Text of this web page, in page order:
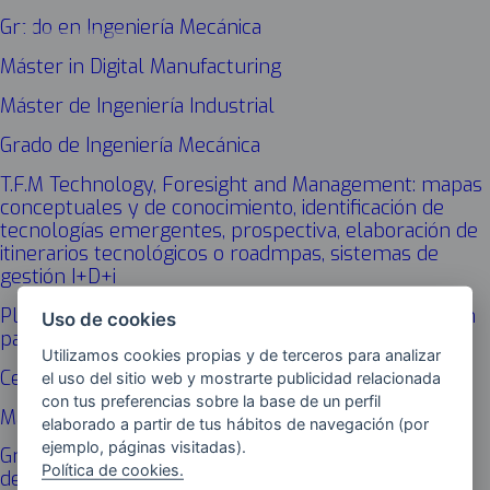
Grado en Ingeniería Mecánica
Máster in Digital Manufacturing
Máster de Ingeniería Industrial
Grado de Ingeniería Mecánica
T.F.M Technology, Foresight and Management: mapas
conceptuales y de conocimiento, identificación de
tecnologías emergentes, prospectiva, elaboración de
itinerarios tecnológicos o roadmpas, sistemas de
gestión I+D+i
PLM Teamcenter. Formación en Sistemas de Gestión
para desarrollo de producto PLM Teamcenter
Centro de Fabricación Avanzada Aeronáutica. CFAA.
Máster en Ingeniería en Organización Industrial
Grupo de Fabricación de Alto Rendimiento: Procesos
de arranque de viruta avanzados
Uso de cookies
Utilizamos cookies propias y de terceros para analizar
el uso del sitio web y mostrarte publicidad relacionada
con tus preferencias sobre la base de un perfil
elaborado a partir de tus hábitos de navegación (por
ejemplo, páginas visitadas).
Política de cookies.